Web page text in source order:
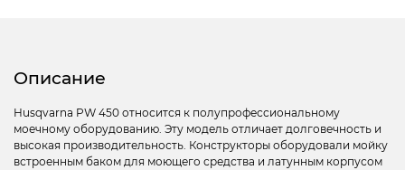
Описание
Husqvarna PW 450 относится к полупрофессиональному
моечному оборудованию. Эту модель отличает долговечность и
высокая производительность. Конструкторы оборудовали мойку
встроенным баком для моющего средства и латунным корпусом